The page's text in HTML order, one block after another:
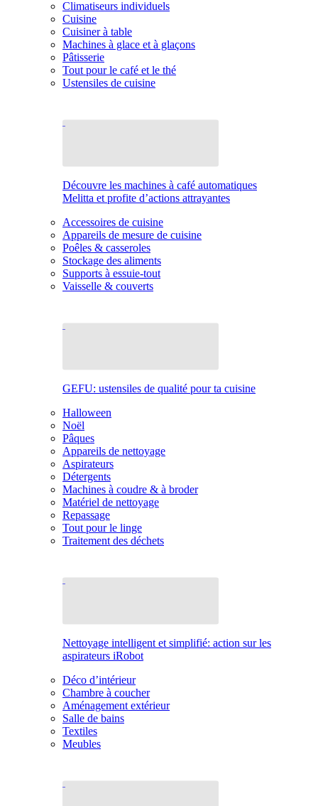
Climatiseurs individuels
Cuisine
Cuisiner à table
Machines à glace et à glaçons
Pâtisserie
Tout pour le café et le thé
Ustensiles de cuisine
Découvre les machines à café automatiques
Melitta et profite d’actions attrayantes
Accessoires de cuisine
Appareils de mesure de cuisine
Poêles & casseroles
Stockage des aliments
Supports à essuie-tout
Vaisselle & couverts
GEFU: ustensiles de qualité pour ta cuisine
Halloween
Noël
Pâques
Appareils de nettoyage
Aspirateurs
Détergents
Machines à coudre & à broder
Matériel de nettoyage
Repassage
Tout pour le linge
Traitement des déchets
Nettoyage intelligent et simplifié: action sur les
aspirateurs iRobot
Déco d’intérieur
Chambre à coucher
Aménagement extérieur
Salle de bains
Textiles
Meubles